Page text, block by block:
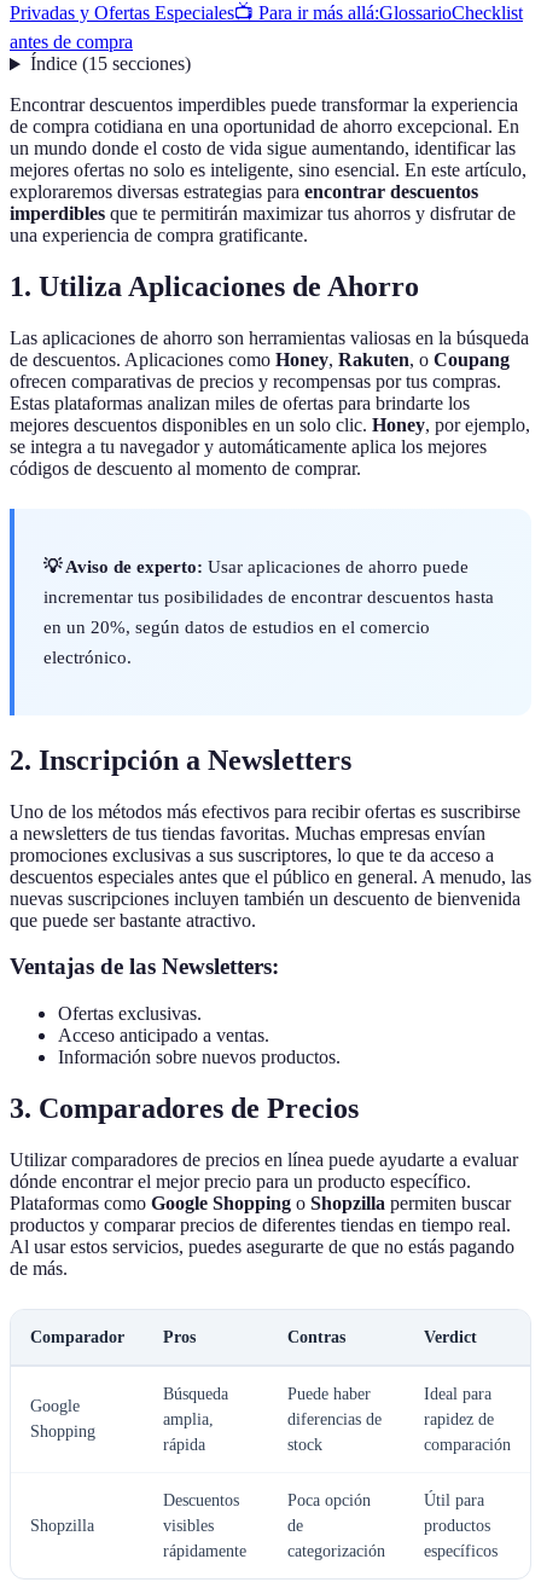
Privadas y Ofertas Especiales📺 Para ir más allá:GlossarioChecklist
antes de compra
Índice(15 secciones)
Encontrar descuentos imperdibles puede transformar la experiencia
de compra cotidiana en una oportunidad de ahorro excepcional. En
un mundo donde el costo de vida sigue aumentando, identificar las
mejores ofertas no solo es inteligente, sino esencial. En este artículo,
exploraremos diversas estrategias para encontrar descuentos
imperdibles que te permitirán maximizar tus ahorros y disfrutar de
una experiencia de compra gratificante.
1. Utiliza Aplicaciones de Ahorro
Las aplicaciones de ahorro son herramientas valiosas en la búsqueda
de descuentos. Aplicaciones como Honey, Rakuten, o Coupang
ofrecen comparativas de precios y recompensas por tus compras.
Estas plataformas analizan miles de ofertas para brindarte los
mejores descuentos disponibles en un solo clic. Honey, por ejemplo,
se integra a tu navegador y automáticamente aplica los mejores
códigos de descuento al momento de comprar.
💡 Aviso de experto: Usar aplicaciones de ahorro puede
incrementar tus posibilidades de encontrar descuentos hasta
en un 20%, según datos de estudios en el comercio
electrónico.
2. Inscripción a Newsletters
Uno de los métodos más efectivos para recibir ofertas es suscribirse
a newsletters de tus tiendas favoritas. Muchas empresas envían
promociones exclusivas a sus suscriptores, lo que te da acceso a
descuentos especiales antes que el público en general. A menudo, las
nuevas suscripciones incluyen también un descuento de bienvenida
que puede ser bastante atractivo.
Ventajas de las Newsletters:
Ofertas exclusivas.
Acceso anticipado a ventas.
Información sobre nuevos productos.
3. Comparadores de Precios
Utilizar comparadores de precios en línea puede ayudarte a evaluar
dónde encontrar el mejor precio para un producto específico.
Plataformas como Google Shopping o Shopzilla permiten buscar
productos y comparar precios de diferentes tiendas en tiempo real.
Al usar estos servicios, puedes asegurarte de que no estás pagando
de más.
Comparador Pros Contras Verdict
Google
Shopping
Búsqueda
amplia,
rápida
Puede haber
diferencias de
stock
Ideal para
rapidez de
comparación
Shopzilla
Descuentos
visibles
rápidamente
Poca opción
de
categorización
Útil para
productos
específicos